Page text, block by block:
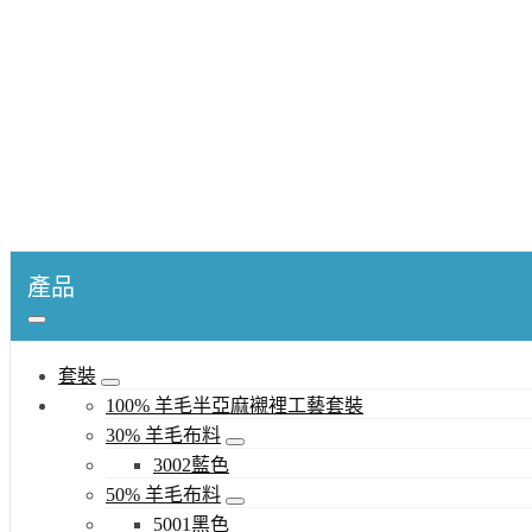
產品
套裝
100% 羊毛半亞麻襯裡工藝套裝
30% 羊毛布料
3002藍色
50% 羊毛布料
5001黑色